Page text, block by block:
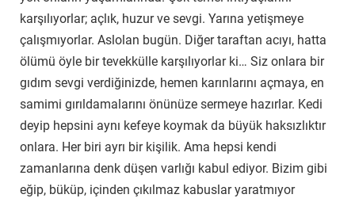
karşılıyorlar; açlık, huzur ve sevgi. Yarına yetişmeye
çalışmıyorlar. Aslolan bugün. Diğer taraftan acıyı, hatta
ölümü öyle bir tevekkülle karşılıyorlar ki… Siz onlara bir
gıdım sevgi verdiğinizde, hemen karınlarını açmaya, en
samimi gırıldamalarını önünüze sermeye hazırlar. Kedi
deyip hepsini aynı kefeye koymak da büyük haksızlıktır
onlara. Her biri ayrı bir kişilik. Ama hepsi kendi
zamanlarına denk düşen varlığı kabul ediyor. Bizim gibi
eğip, büküp, içinden çıkılmaz kabuslar yaratmıyor